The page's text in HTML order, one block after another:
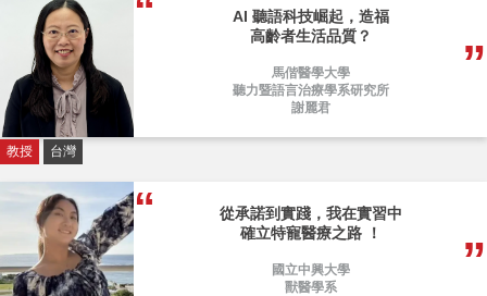
AI 聽語科技崛起，造福
高齡者生活品質？
馬偕醫學大學
聽力暨語言治療學系研究所
謝麗君
教授 台灣
從承諾到實踐，我在實習中
確立特寵醫療之路 ！
國立中興大學
獸醫學系